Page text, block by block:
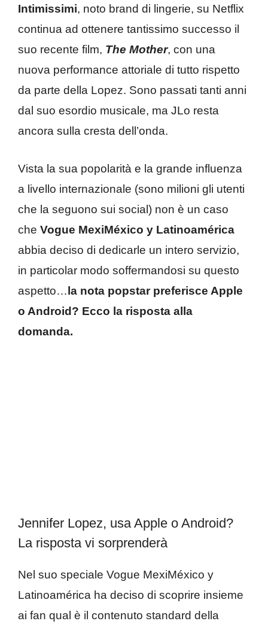
Intimissimi, noto brand di lingerie, su Netflix
continua ad ottenere tantissimo successo il
suo recente film, The Mother, con una
nuova performance attoriale di tutto rispetto
da parte della Lopez. Sono passati tanti anni
dal suo esordio musicale, ma JLo resta
ancora sulla cresta dell’onda.
Vista la sua popolarità e la grande influenza
a livello internazionale (sono milioni gli utenti
che la seguono sui social) non è un caso
che Vogue MexiMéxico y Latinoamérica
abbia deciso di dedicarle un intero servizio,
in particolar modo soffermandosi su questo
aspetto…la nota popstar preferisce Apple
o Android? Ecco la risposta alla
domanda.
Jennifer Lopez, usa Apple o Android?
La risposta vi sorprenderà
Nel suo speciale Vogue MexiMéxico y
Latinoamérica ha deciso di scoprire insieme
ai fan qual è il contenuto standard della